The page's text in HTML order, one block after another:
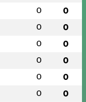
0 0
0 0
0 0
0 0
0 0
0 0